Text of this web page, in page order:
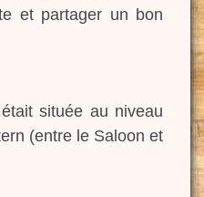
et partager un bon
située au niveau
(entre le Saloon et